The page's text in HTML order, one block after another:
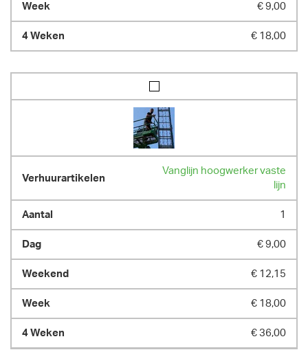
€ 9,00
€ 18,00
Vanglijn hoogwerker vaste
lijn
1
€ 9,00
€ 12,15
€ 18,00
€ 36,00